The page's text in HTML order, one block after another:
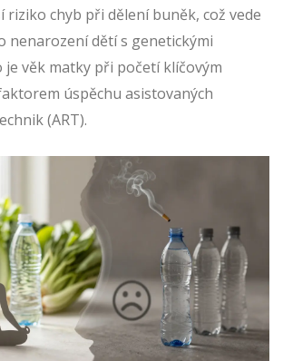
riziko chyb při dělení buněk, což vede
nenarození dětí s genetickými
je věk matky při početí klíčovým
úspěchu asistovaných
(ART).